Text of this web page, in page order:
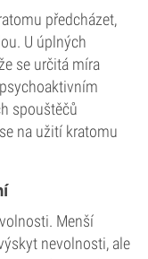
předcházet,
U úplných
se určitá míra
spouštěčů
na užití kratomu
Menší
nevolnosti, ale